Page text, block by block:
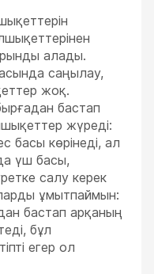
алады.
саңылау,
жоқ.
бастап
жүреді:
басы көрінеді, ал
үш басы,
салу керек
ұмытпаймын:
бастап арқаның
бұл
егер ол